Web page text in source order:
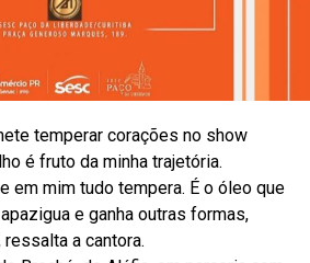
temperar corações no show
é fruto da minha trajetória.
em mim tudo tempera. É o óleo que
e ganha outras formas,
a cantora.